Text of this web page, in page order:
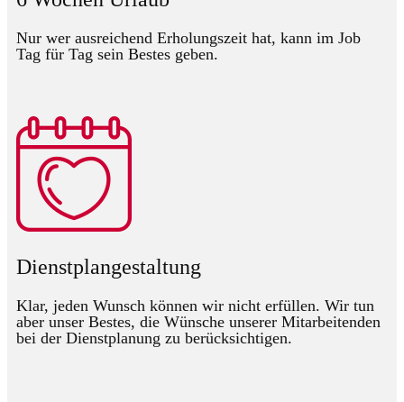
Nur wer ausreichend Erholungszeit hat, kann im Job
Tag für Tag sein Bestes geben.
Dienstplangestaltung
Klar, jeden Wunsch können wir nicht erfüllen. Wir tun
aber unser Bestes, die Wünsche unserer Mitarbeitenden
bei der Dienstplanung zu berücksichtigen.